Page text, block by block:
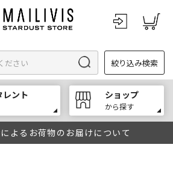
絞り込み検索
レント ショップ
から探す
よるお荷物のお届けについて